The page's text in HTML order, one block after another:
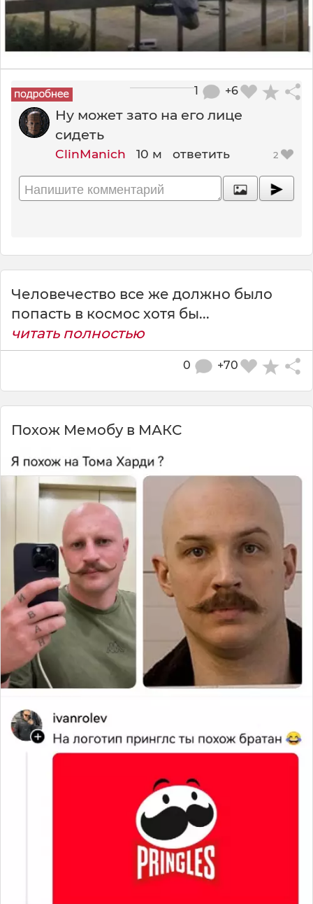
+6
1
Ну может зато на его лице
сидеть
ClinManich 10 м ответить 2
Человечество все же должно было
попасть в космос хотя бы...
читать полностью
+70
0
Похож Мемобу в МАКС